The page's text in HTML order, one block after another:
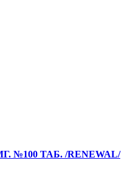
№100 ТАБ. /RENEWAL/